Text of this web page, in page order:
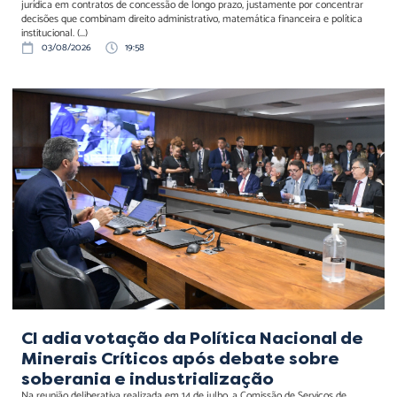
jurídica em contratos de concessão de longo prazo, justamente por concentrar
decisões que combinam direito administrativo, matemática financeira e política
institucional. (...)
03/08/2026 19:58
CI adia votação da Política
Nacional de Minerais
Críticos após debate sobre
soberania e
industrialização
CI adia votação da Política Nacional de
Minerais Críticos após debate sobre
soberania e industrialização